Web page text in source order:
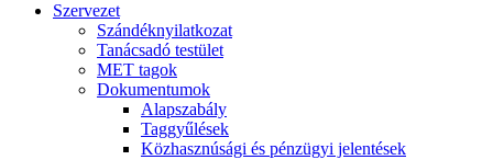
Szervezet
Szándéknyilatkozat
Tanácsadó testület
MET tagok
Dokumentumok
Alapszabály
Taggyűlések
Közhasznúsági és pénzügyi jelentések